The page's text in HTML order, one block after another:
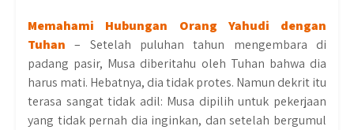
Memahami Hubungan Orang Yahudi dengan
Tuhan – Setelah puluhan tahun mengembara di
padang pasir, Musa diberitahu oleh Tuhan bahwa dia
harus mati. Hebatnya, dia tidak protes. Namun dekrit itu
terasa sangat tidak adil: Musa dipilih untuk pekerjaan
yang tidak pernah dia inginkan, dan setelah bergumul